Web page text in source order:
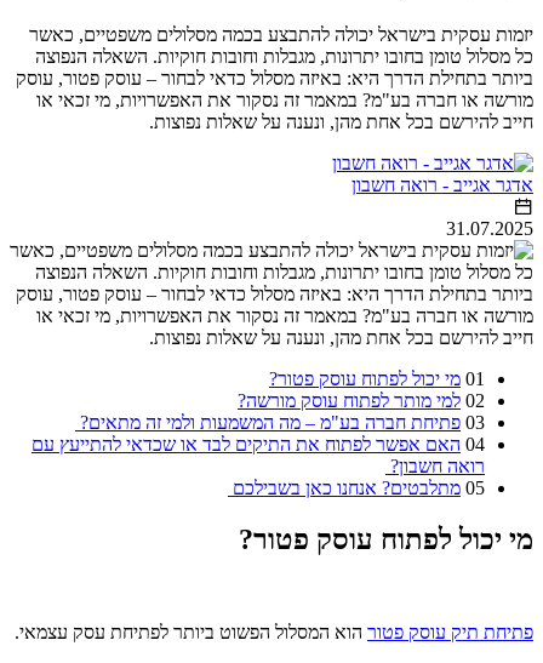
יזמות עסקית בישראל יכולה להתבצע בכמה מסלולים משפטיים, כאשר
כל מסלול טומן בחובו יתרונות, מגבלות וחובות חוקיות. השאלה הנפוצה
ביותר בתחילת הדרך היא: באיזה מסלול כדאי לבחור – עוסק פטור, עוסק
מורשה או חברה בע"מ? במאמר זה נסקור את האפשרויות, מי זכאי או
חייב להירשם בכל אחת מהן, ונענה על שאלות נפוצות.
אדגר אגייב - רואה חשבון
31.07.2025
01 מי יכול לפתוח עוסק פטור?
02 למי מותר לפתוח עוסק מורשה?
03 פתיחת חברה בע"מ – מה המשמעות ולמי זה מתאים?
04 האם אפשר לפתוח את התיקים לבד או שכדאי להתייעץ עם
רואה חשבון?
05 מתלבטים? אנחנו כאן בשבילכם
מי יכול לפתוח עוסק פטור?
פתיחת תיק עוסק פטור הוא המסלול הפשוט ביותר לפתיחת עסק עצמאי.